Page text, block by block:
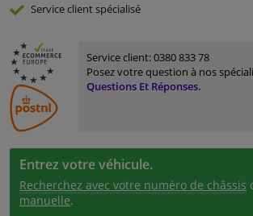
Serviceclient spécialisé
Service client:0380 833 78
Posez votre question à nos
Questions Et Réponses.
Entrez votre véhicule.
Recherchez avec votre numéro de châssis
manuelle.